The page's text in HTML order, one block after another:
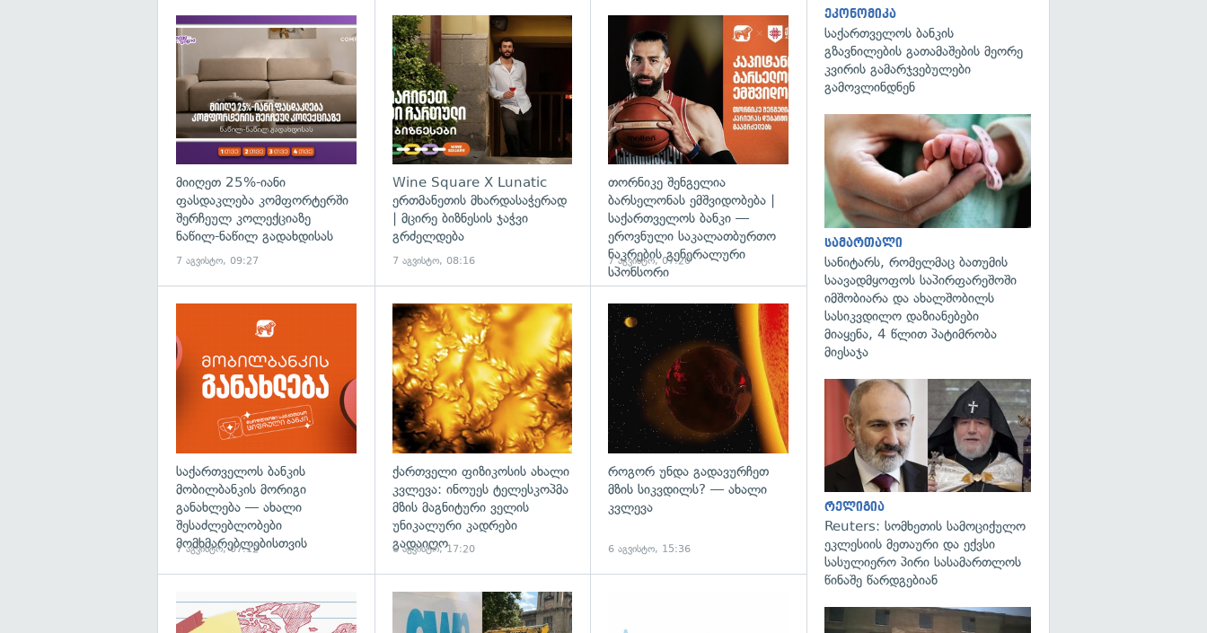
მიიღეთ 25%-იანი
ფასდაკლება კომფორტერში
შერჩეულ კოლექციაზე
ნაწილ-ნაწილ გადახდისას
7 აგვისტო, 09:27
Wine Square X Lunatic
ერთმანეთის მხარდასაჭერად
| მცირე ბიზნესის ჯაჭვი
გრძელდება
7 აგვისტო, 08:16
თორნიკე შენგელია
ბარსელონას ემშვიდობება |
საქართველოს ბანკი —
ეროვნული საკალათბურთო
ნაკრების გენერალური
სპონსორი
7 აგვისტო, 07:20
საქართველოს ბანკის
მობილბანკის მორიგი
განახლება — ახალი
შესაძლებლობები
მომხმარებლებისთვის
7 აგვისტო, 07:12
გადახედვა
ქართველი ფიზიკოსის ახალი
კვლევა: ინოუეს ტელესკოპმა
მზის მაგნიტური ველის
უნიკალური კადრები
გადაიღო
6 აგვისტო, 17:20
გადახედვა
როგორ უნდა გადავურჩეთ
მზის სიკვდილს? — ახალი
კვლევა
6 აგვისტო, 15:36
ეკონომიკა
საქართველოს ბანკის
გზავნილების გათამაშების მეორე
კვირის გამარჯვებულები
გამოვლინდნენ
სამართალი
სანიტარს, რომელმაც ბათუმის
საავადმყოფოს საპირფარეშოში
იმშობიარა და ახალშობილს
სასიკვდილო დაზიანებები
მიაყენა, 4 წლით პატიმრობა
მიესაჯა
რელიგია
Reuters: სომხეთის სამოციქულო
ეკლესიის მეთაური და ექვსი
სასულიერო პირი სასამართლოს
წინაშე წარდგებიან